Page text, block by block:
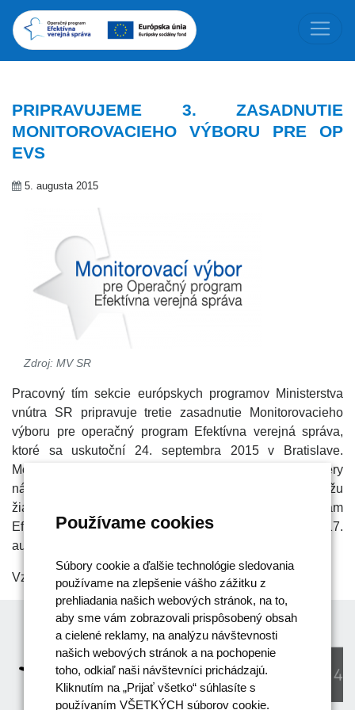
PRIPRAVUJEME 3. ZASADNUTIE
MONITOROVACIEHO VÝBORU PRE OP
EVS
5. augusta 2015
Zdroj: MV SR
Pracovný tím sekcie európskych programov Ministerstva
vnútra SR pripravuje tretie zasadnutie Monitorovacieho
výboru pre operačný program Efektívna verejná správa,
ktoré sa uskutoční 24. septembra 2015 v Bratislave.
Monitorovaciemu výboru predložíme na schválenie zámery
národných projektov, ktoré môžu
žiadatelia zaslať riadiacemu orgánu pre operačný program
Efektívna verejná správa mailom na opevs@minv.sk do 17.
augusta 2015.
Vzor zámeru národného projektu je dostupný
Používame cookies
Súbory cookie a ďalšie technológie sledovania
používame na zlepšenie vášho zážitku z
prehliadania našich webových stránok, na to,
aby sme vám zobrazovali prispôsobený obsah
a cielené reklamy, na analýzu návštevnosti
našich webových stránok a na pochopenie
toho, odkiaľ naši návštevníci prichádzajú.
Kliknutím na „Prijať všetko“ súhlasíte s
používaním VŠETKÝCH súborov cookie.